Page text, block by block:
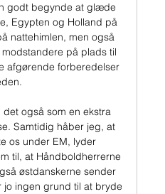
godt begynde at glæde
Egypten og Holland på
nattehimlen, men også
på plads til
afgørende forberedelser
også som en ekstra
Samtidig håber jeg, at
os under EM, lyder
til, at Håndboldherrerne
østdanskerne sender
jo ingen grund til at bryde